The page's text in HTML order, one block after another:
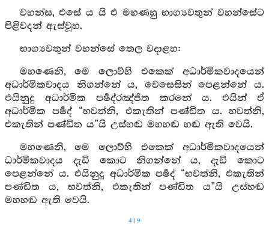
වහන්ස, එසේ ය යි එ මහණහු භාග්‍යවතුන් වහන්සේට
පිළිවදන් ඇස්වූහ.
භාග්‍යවතුන් වහන්සේ තෙල වදාළහ:
මහණෙනි, මෙ ලොව්හි එකෙක් අධාර්මිකවාදයෙන්
අධාර්මිකවාදය නිගන්නේ ය, වෙසෙසින් පෙළන්නේ ය.
එයිනුදු අධාර්මික පර්‍ෂද්රඤ්ජිත කරනේ ය. එයින් ඒ
අධාර්මික පර්‍ෂද් “භවත්නි, එකැතින් පණ්ඩිත ය. භවත්නි,
එකැතින් පණ්ඩිත ය”යි උස්හඬ මහහඬ හඬ ඇති වෙයි.
මහණෙනි, මෙ ලොව්හි එකෙක් අධාර්මිකවාදයෙන්
ධාර්මිකවාදය දැඩි කොට නිගන්නේ ය, දැඩි කොට
පෙළන්නේ ය. එයිනුදු අධාර්මික පර්‍ෂද් “භවත්නි, එකැතින්
පණ්ඩිත ය, භවත්නි, එකැතින් පණ්ඩිත ය”යි උස්හඬ
මහහඬ ඇති වෙයි.
419